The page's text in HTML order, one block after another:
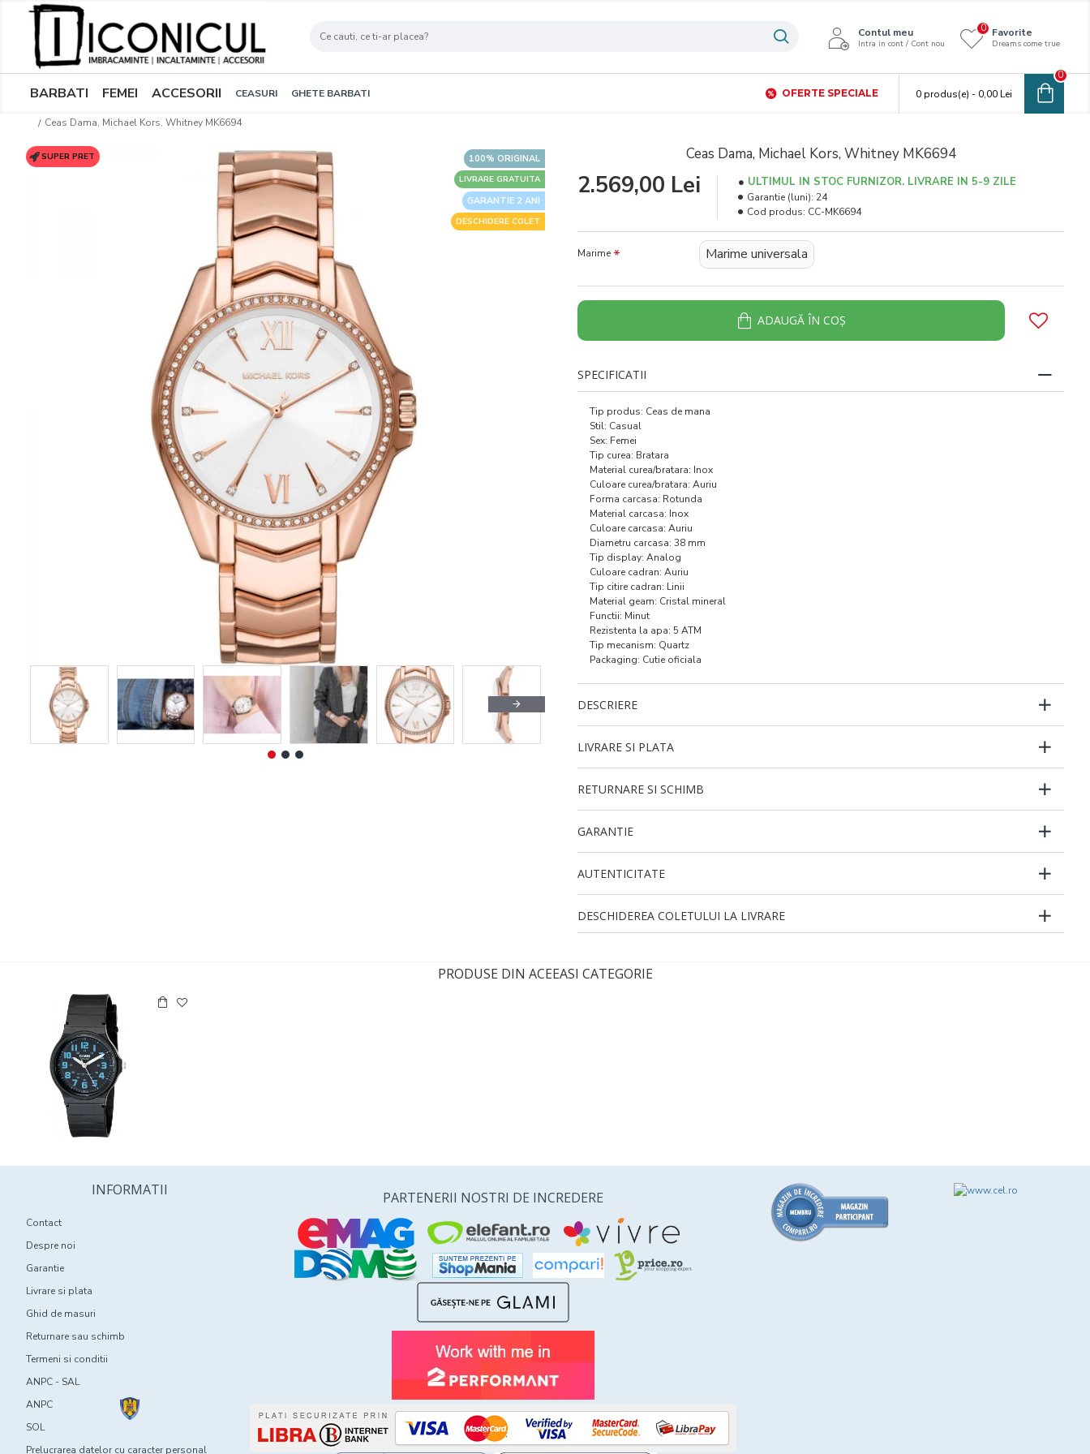
Contul meu
Intra in cont / Cont nou
Favorite
Dreams come true
0
BARBATI FEMEI ACCESORII CEASURI GHETE BARBATI OFERTE SPECIALE 0 produs(e) - 0,00 Lei
0
Ceas Dama, Michael Kors, Whitney MK6694
GARANTIE 2 ANI
100% ORIGINAL
LIVRARE GRATUITA
DESCHIDERE COLET
SUPER PRET Ceas Dama, Michael Kors, Whitney MK6694
2.569,00 Lei ULTIMUL IN STOC FURNIZOR. LIVRARE IN 5-9 ZILE
Garantie (luni): 24
Cod produs: CC-MK6694
Marime Marime universala
ADAUGĂ ÎN COŞ
SPECIFICATII
Tip produs: Ceas de mana
Stil: Casual
Sex: Femei
Tip curea: Bratara
Material curea/bratara: Inox
Culoare curea/bratara: Auriu
Forma carcasa: Rotunda
Material carcasa: Inox
Culoare carcasa: Auriu
Diametru carcasa: 38 mm
Tip display: Analog
Culoare cadran: Auriu
Tip citire cadran: Linii
Material geam: Cristal mineral
Functii: Minut
Rezistenta la apa: 5 ATM
Tip mecanism: Quartz
Packaging: Cutie oficiala
DESCRIERE
LIVRARE SI PLATA
RETURNARE SI SCHIMB
GARANTIE
AUTENTICITATE
DESCHIDEREA COLETULUI LA LIVRARE
PRODUSE DIN ACEEASI CATEGORIE
INFORMATII
Contact
Despre noi
Garantie
Livrare si plata
Ghid de masuri
Returnare sau schimb
Termeni si conditii
ANPC - SAL
ANPC
SOL
Prelucrarea datelor cu caracter personal
PARTENERII NOSTRI DE INCREDERE